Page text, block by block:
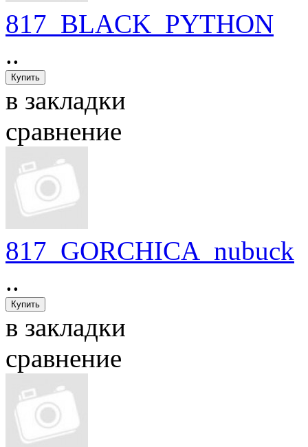
817_BLACK_PYTHON
..
в закладки
сравнение
817_GORCHICA_nubuck
..
в закладки
сравнение